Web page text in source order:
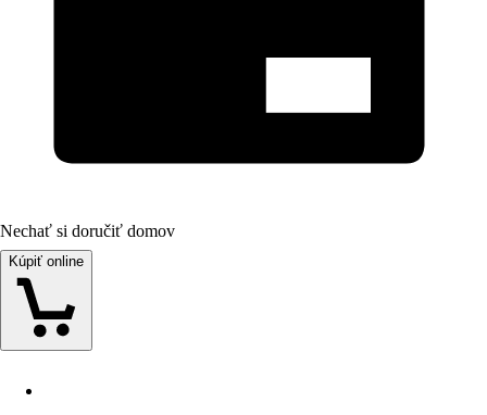
Nechať si doručiť domov
Kúpiť online